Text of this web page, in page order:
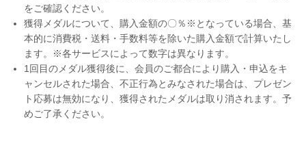
をご確認ください。
獲得メダルについて、購入金額の〇％※となっている場合、基
本的に消費税・送料・手数料等を除いた購入金額で計算いたし
ます。※各サービスによって数字は異なります。
1回目のメダル獲得後に、会員のご都合により購入・申込をキ
ャンセルされた場合、不正行為とみなされた場合は、プレゼン
ト応募は無効になり、獲得されたメダルは取り消されます。予
めご了承ください。